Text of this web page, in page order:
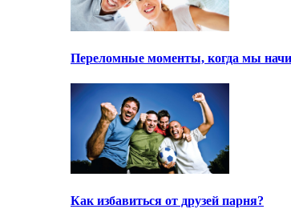
Переломные моменты, когда мы
Как избавиться от друзей парня?